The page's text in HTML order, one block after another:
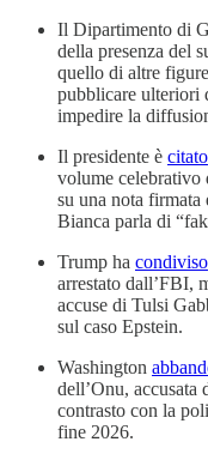
Il Dipartimento di
della presenza del
quello di altre
pubblicare ulteriori
impedire la
Il presidente è citato
volume celebrativo
su una nota firmata
Bianca parla di
Trump ha condiviso
arrestato dall’FBI,
accuse di Tulsi
sul caso Epstein.
Washington
dell’Onu, accusata
contrasto con la
fine 2026.